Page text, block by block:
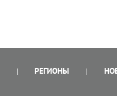
РЕГИОНЫ